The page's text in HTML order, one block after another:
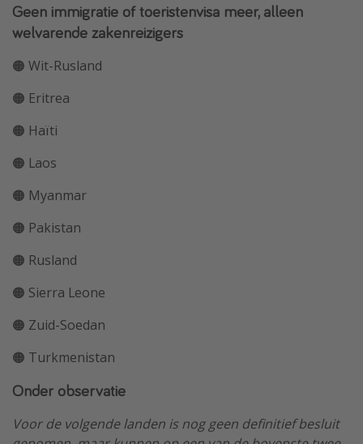
Geen immigratie of toeristenvisa meer, alleen
welvarende zakenreizigers
🟠 Wit-Rusland
🟠 Eritrea
🟠 Haïti
🟠 Laos
🟠 Myanmar
🟠 Pakistan
🟠 Rusland
🟠 Sierra Leone
🟠 Zuid-Soedan
🟠 Turkmenistan
Onder observatie
Voor de volgende landen is nog geen definitief besluit